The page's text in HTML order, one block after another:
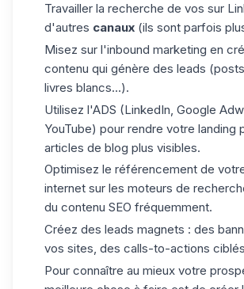
Travailler la recherche de vos sur
d'autres canaux (ils sont parfois
Misez sur l'inbound marketing en
contenu qui génère des leads (posts
livres blancs…).
Utilisez l'ADS (LinkedIn, Google
YouTube) pour rendre votre landing
articles de blog plus visibles.
Optimisez le référencement de
internet sur les moteurs de
du contenu SEO fréquemment.
Créez des leads magnets : des
vos sites, des calls-to-actions
Pour connaître au mieux votre